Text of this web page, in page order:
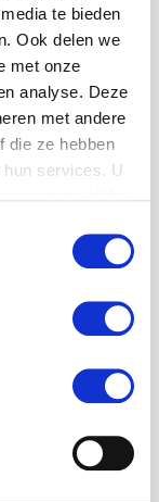
te bieden
Ook delen we
met onze
analyse. Deze
met andere
die ze hebben
services. U
*
contactpersoon